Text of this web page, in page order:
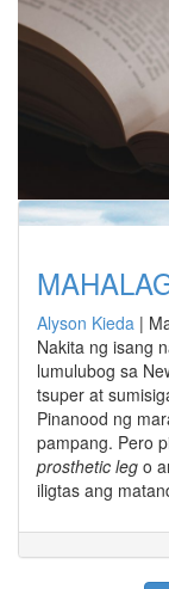
Alyson Kieda |
Nakita ng isang
lumulubog sa
tsuper at
Pinanood ng
pampang. Pero
prosthetic leg o
iligtas ang